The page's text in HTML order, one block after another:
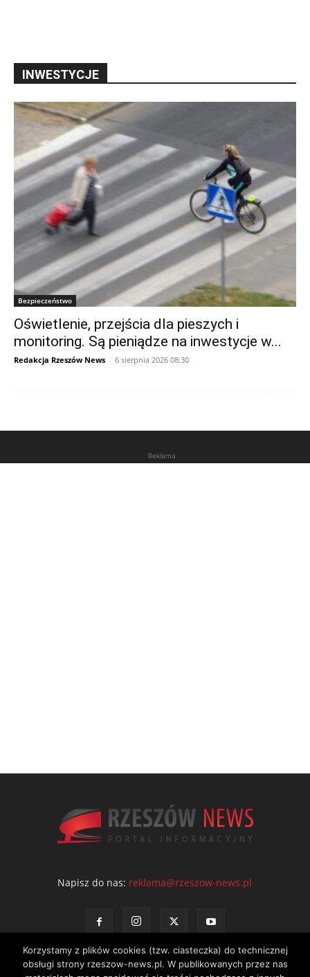
INWESTYCJE
Bezpieczeństwo
Oświetlenie, przejścia dla pieszych i
monitoring. Są pieniądze na inwestycje w...
Redakcja Rzeszów News - 6 sierpnia 2026 08:30
Reklama
Napisz do nas: reklama@rzeszow-news.pl
Korzystamy z plików cookies (tzw. ciasteczka) do technicznej
obsługi strony rzeszow-news.pl. W publikowanych przez nas